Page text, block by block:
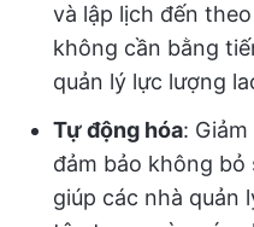
và lập lịch đến
không cần bằng
quản lý lực lượng
Tự động hóa:
đảm bảo không
giúp các nhà quản